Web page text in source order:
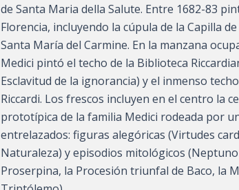
de Santa Maria della Salute. Entre 1682-83
Florencia, incluyendo la cúpula de la Capilla
Santa María del Carmine. En la manzana
Medici pintó el techo de la Biblioteca
Esclavitud de la ignorancia) y el inmenso
Riccardi. Los frescos incluyen en el centro la
prototípica de la familia Medici rodeada por
entrelazados: figuras alegóricas (Virtudes
Naturaleza) y episodios mitológicos
Proserpina, la Procesión triunfal de Baco, la